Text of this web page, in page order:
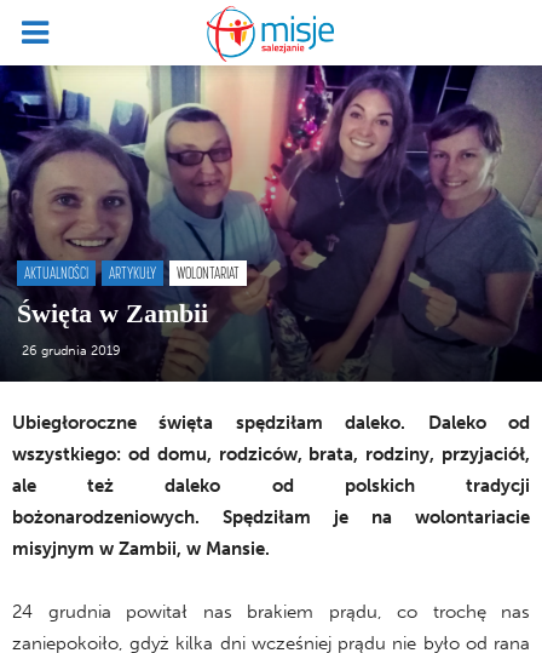
AKTUALNOŚCI ARTYKUŁY WOLONTARIAT
Święta w Zambii
26 grudnia 2019
Ubiegłoroczne święta spędziłam daleko. Daleko od
wszystkiego: od domu, rodziców, brata, rodziny, przyjaciół,
ale też daleko od polskich tradycji
bożonarodzeniowych. Spędziłam je na wolontariacie
misyjnym w Zambii, w Mansie.
24 grudnia powitał nas brakiem prądu, co trochę nas
zaniepokoiło, gdyż kilka dni wcześniej prądu nie było od rana